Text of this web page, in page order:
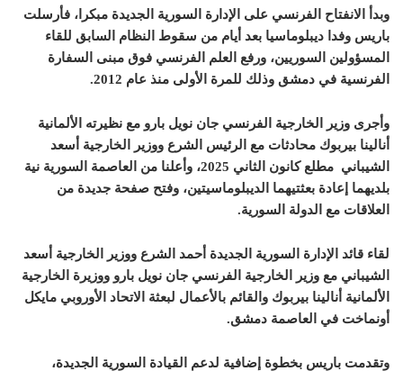
وبدأ الانفتاح الفرنسي على الإدارة السورية الجديدة مبكرا، فأرسلت
باريس وفدا ديبلوماسيا بعد أيام من سقوط النظام السابق للقاء
المسؤولين السوريين، ورفع العلم الفرنسي فوق مبنى السفارة
الفرنسية في دمشق وذلك للمرة الأولى منذ عام 2012.
وأجرى وزير الخارجية الفرنسي جان نويل بارو مع نظيرته الألمانية
أنالينا بيربوك محادثات مع الرئيس الشرع ووزير الخارجية أسعد
الشيباني مطلع كانون الثاني 2025، وأعلنا من العاصمة السورية نية
بلديهما إعادة بعثتيهما الديبلوماسيتين، وفتح صفحة جديدة من
العلاقات مع الدولة السورية.
لقاء قائد الإدارة السورية الجديدة أحمد الشرع ووزير الخارجية أسعد
الشيباني مع وزير الخارجية الفرنسي جان نويل بارو ووزيرة الخارجية
الألمانية أنالينا بيربوك والقائم بالأعمال لبعثة الاتحاد الأوروبي مايكل
أونماخت في العاصمة دمشق.
وتقدمت باريس بخطوة إضافية لدعم القيادة السورية الجديدة،